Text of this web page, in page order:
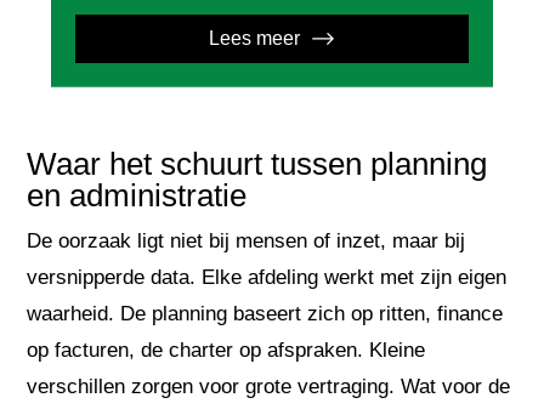
Lees meer
Waar het schuurt tussen planning
en administratie
De oorzaak ligt niet bij mensen of inzet, maar bij
versnipperde data. Elke afdeling werkt met zijn eigen
waarheid. De planning baseert zich op ritten, finance
op facturen, de charter op afspraken. Kleine
verschillen zorgen voor grote vertraging. Wat voor de